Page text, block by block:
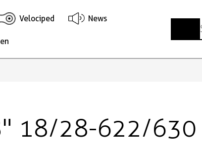
Velociped News
18/28-622/630